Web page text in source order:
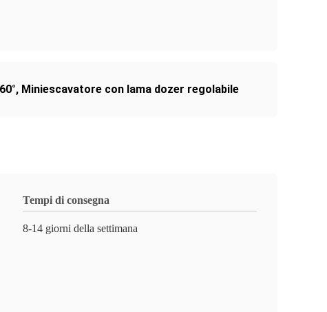
, Miniescavatore con lama dozer regolabile
Tempi di consegna
8-14 giorni della settimana